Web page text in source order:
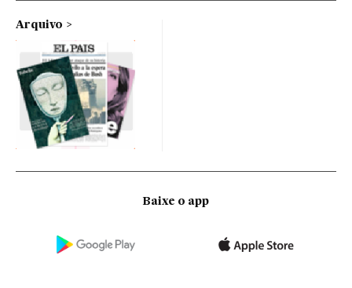
Arquivo
Baixe o app